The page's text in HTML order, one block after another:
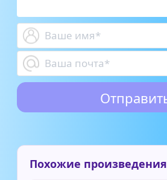
Похожие произведения